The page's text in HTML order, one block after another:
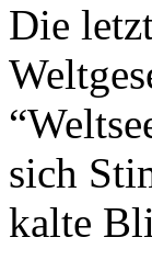
Die
sich
kalte